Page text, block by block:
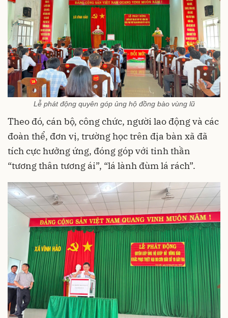
Lễ phát động quyên góp ủng hộ đồng bào vùng lũ
Theo đó, cán bộ, công chức, người lao động và các
đoàn thể, đơn vị, trường học trên địa bàn xã đã
tích cực hưởng ứng, đóng góp với tinh thần
“tương thân tương ái”, “lá lành đùm lá rách”.